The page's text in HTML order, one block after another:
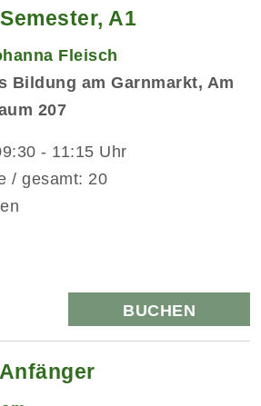
A1
Fleisch
Bildung am Garnmarkt, Am
207
- 11:15 Uhr
/ gesamt: 20
BUCHEN